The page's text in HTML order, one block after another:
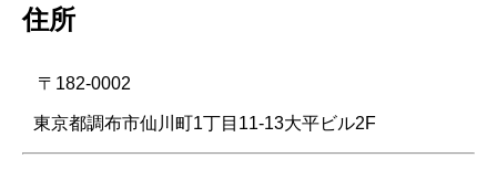
住所
〒182-0002
東京都調布市仙川町1丁目11-13大平ビル2F